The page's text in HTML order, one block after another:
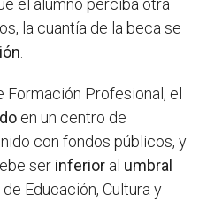
el alumno perciba otra
la cuantía de la beca se
Profesional, el
en un centro de
con fondos públicos, y
ser inferior al umbral
Educación, Cultura y